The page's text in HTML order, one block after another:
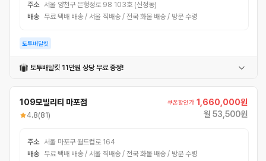
주소 서울 양천구 은행정로 98 103호 (신정동)
배송
무료 택배 배송 / 서울 직배송 / 전국 화물 배송 / 방문 수령
토투배달킷
토투배달킷 11만원 상당 무료 증정!
109모빌리티 마포점
4.8(81)
쿠폰할인가 1,660,000원
월 53,500원
주소 서울 마포구 월드컵로 164
배송
무료 택배 배송 / 서울 직배송 / 전국 화물 배송 / 방문 수령